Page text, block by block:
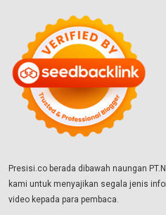
Presisi.co berada dibawah naungan
kami untuk menyajikan segala jenis
video kepada para pembaca.